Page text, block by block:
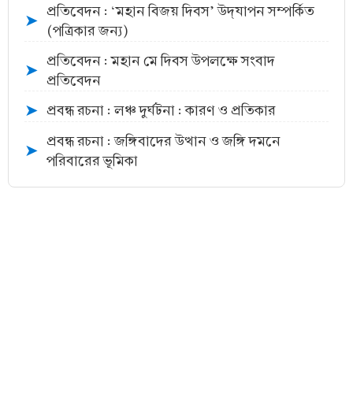
➤
প্রতিবেদন : ‘মহান বিজয় দিবস’ উদ্‌যাপন সম্পর্কিত
(পত্রিকার জন্য)
➤
প্রতিবেদন : মহান মে দিবস উপলক্ষে সংবাদ
প্রতিবেদন
➤ প্রবন্ধ রচনা : লঞ্চ দুর্ঘটনা : কারণ ও প্রতিকার
➤
প্রবন্ধ রচনা : জঙ্গিবাদের উত্থান ও জঙ্গি দমনে
পরিবারের ভূমিকা